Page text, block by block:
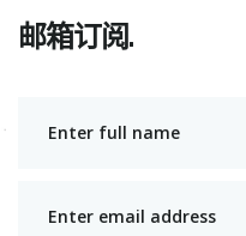
邮箱订阅.